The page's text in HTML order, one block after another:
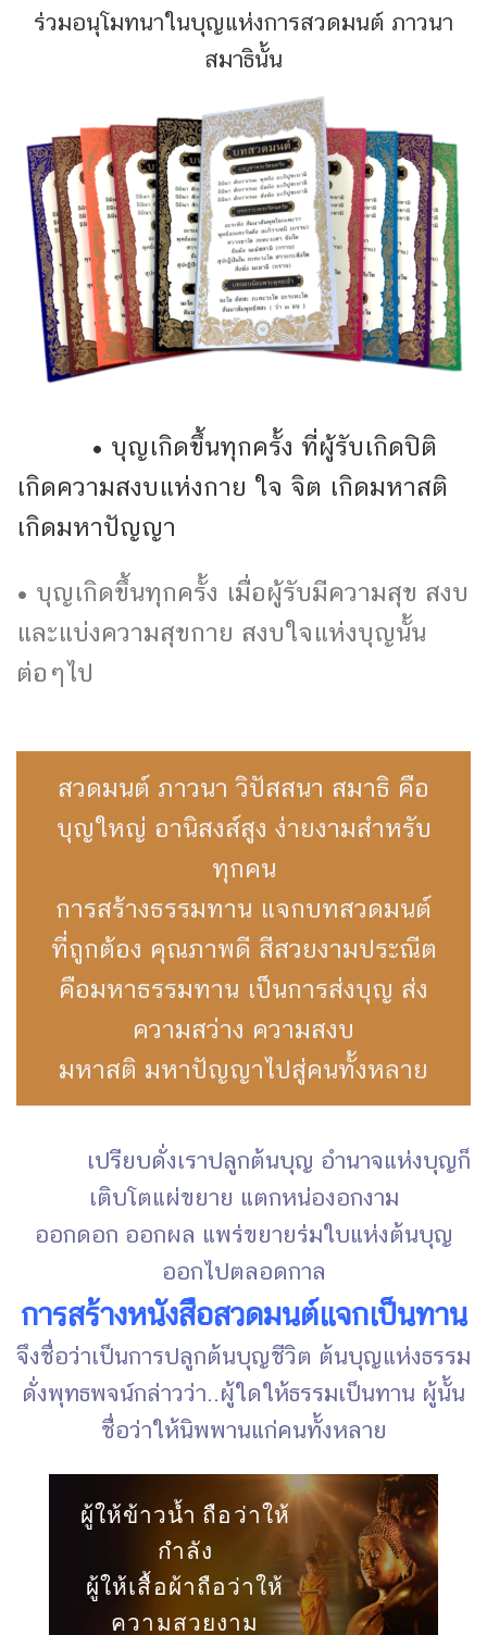
ร่วมอนุโมทนาในบุญแห่งการสวดมนต์ ภาวนา
สมาธินั้น
• บุญเกิดขึ้นทุกครั้ง ที่ผู้รับเกิดปิติ
เกิดความสงบแห่งกาย ใจ จิต เกิดมหาสติ
เกิดมหาปัญญา
• บุญเกิดขึ้นทุกครั้ง เมื่อผู้รับมีความสุข สงบ
และแบ่งความสุขกาย สงบใจแห่งบุญนั้น
ต่อๆไป
สวดมนต์ ภาวนา วิปัสสนา สมาธิ คือ
บุญใหญ่ อานิสงส์สูง ง่ายงามสำหรับ
ทุกคน
การสร้างธรรมทาน แจกบทสวดมนต์
ที่ถูกต้อง คุณภาพดี สีสวยงามประณีต
คือมหาธรรมทาน เป็นการส่งบุญ ส่ง
ความสว่าง ความสงบ
มหาสติ มหาปัญญาไปสู่คนทั้งหลาย
เปรียบดั่งเราปลูกต้นบุญ อำนาจแห่งบุญก็
เติบโตแผ่ขยาย แตกหน่องอกงาม
ออกดอก ออกผล แพร่ขยายร่มใบแห่งต้นบุญ
ออกไปตลอดกาล
การสร้างหนังสือสวดมนต์แจกเป็นทาน
จึงชื่อว่าเป็นการปลูกต้นบุญชีวิต ต้นบุญแห่งธรรม
ดั่งพุทธพจน์กล่าวว่า..ผู้ใดให้ธรรมเป็นทาน ผู้นั้น
ชื่อว่าให้นิพพานแก่คนทั้งหลาย
ผู้ให้ข้าวน้ำ ถือว่าให้
กำลัง
ผู้ให้เสื้อผ้าถือว่าให้
ความสวยงาม